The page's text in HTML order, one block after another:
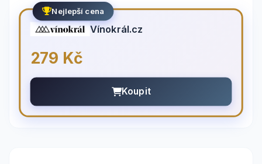
Nejlepší cena
Vínokrál.cz
279 Kč
Koupit